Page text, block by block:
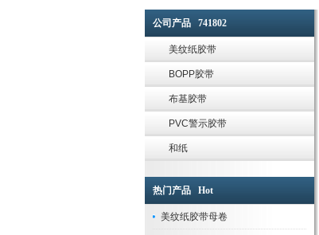
公司产品 741802
美纹纸胶带
BOPP胶带
布基胶带
PVC警示胶带
和纸
热门产品 Hot
美纹纸胶带母卷